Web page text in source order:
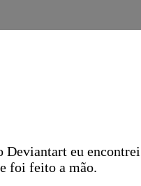
Deviantart eu
foi feito a mão.